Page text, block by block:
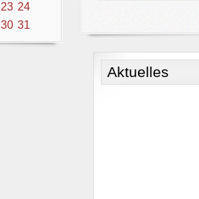
23 24
30 31
Aktuelles